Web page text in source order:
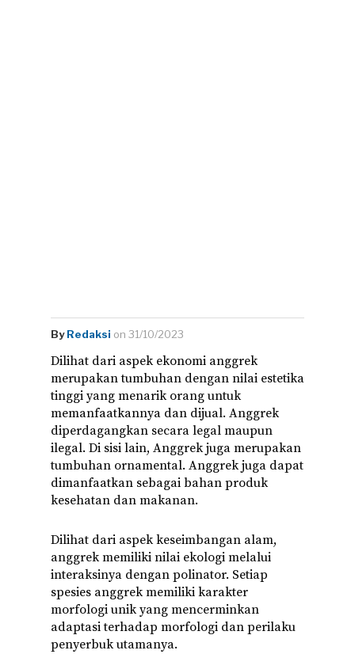
By Redaksi on 31/10/2023
Dilihat dari aspek ekonomi anggrek
merupakan tumbuhan dengan nilai estetika
tinggi yang menarik orang untuk
memanfaatkannya dan dijual. Anggrek
diperdagangkan secara legal maupun
ilegal. Di sisi lain, Anggrek juga merupakan
tumbuhan ornamental. Anggrek juga dapat
dimanfaatkan sebagai bahan produk
kesehatan dan makanan.
Dilihat dari aspek keseimbangan alam,
anggrek memiliki nilai ekologi melalui
interaksinya dengan polinator. Setiap
spesies anggrek memiliki karakter
morfologi unik yang mencerminkan
adaptasi terhadap morfologi dan perilaku
penyerbuk utamanya.